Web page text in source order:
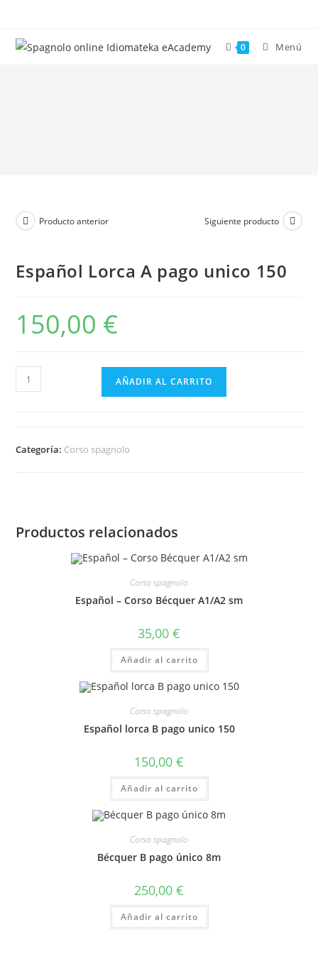
contenido
0 Menú
Producto anterior Siguiente producto
Español Lorca A pago unico 150
150,00 €
Español
Lorca
unico
AÑADIR AL CARRITO
Categoría: Corso spagnolo
Productos relacionados
Corso spagnolo
Español – Corso Bécquer A1/A2 sm
35,00 €
Añadir al carrito
Corso spagnolo
Español lorca B pago unico 150
150,00 €
Añadir al carrito
Corso spagnolo
Bécquer B pago único 8m
250,00 €
Añadir al carrito